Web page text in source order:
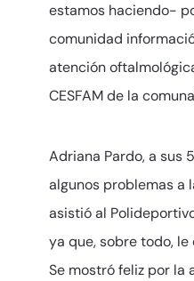
estamos haciendo-
comunidad
atención
CESFAM de la
Adriana Pardo, a sus
algunos problemas a
asistió al
ya que, sobre todo,
Se mostró feliz por la